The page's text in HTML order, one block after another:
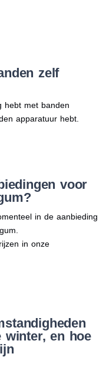
zelf
hebt met banden
apparatuur hebt.
voor
in de aanbieding
in onze
en hoe